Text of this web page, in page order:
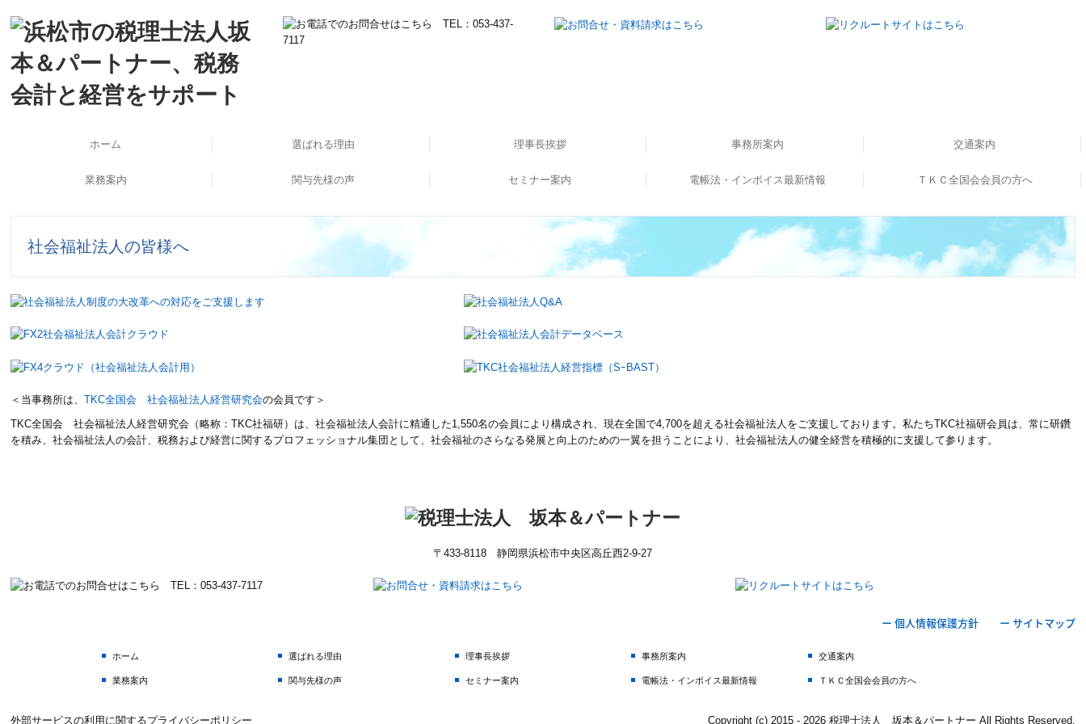
ホーム 選ばれる理由 理事長挨拶
所長挨拶
経営理念
職員紹介
事務所案内
事務所概要
書籍のご案内
交通案内
業務案内
法人の会計と税務
海外展開支援
事業承継支援
大企業支援
企業再生支援
個人の会計と税務
相続対策
医業経営支援
公益法人・社会福祉法人支援
起業家支援・開業支援
労務支援
関与先様の声
訪問インタビュー①
経営計画策定しました！
ＴＫＣシステム使ってます！
セミナー案内
セミナー申し込み
電帳法・インボイス最新情報
インボイス解説動画
ＴＫＣ全国会会員の方へ
社会福祉法人の皆様へ
＜当事務所は、TKC全国会 社会福祉法人経営研究会の会員です＞
TKC全国会 社会福祉法人経営研究会（略称：TKC社福研）は、社会福祉法人会計に精通した1,550名の会員により構成され、現在全国で4,700を超える社会福祉法人をご支援しております。私たちTKC社福研会員は、常に研鑽
を積み、社会福祉法人の会計、税務および経営に関するプロフェッショナル集団として、社会福祉のさらなる発展と向上のための一翼を担うことにより、社会福祉法人の健全経営を積極的に支援して参ります。
〒433-8118 静岡県浜松市中央区高丘西2-9-27
ー 個人情報保護方針 ー サイトマップ
ホーム 選ばれる理由 理事長挨拶 事務所案内 交通案内
業務案内 関与先様の声 セミナー案内 電帳法・インボイス最新情報 ＴＫＣ全国会会員の方へ
外部サービスの利用に関するプライバシーポリシー Copyright (c) 2015 - 2026 税理士法人 坂本＆パートナー All Rights Reserved.